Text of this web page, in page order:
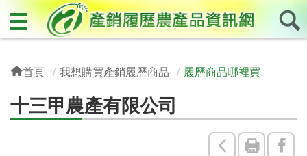
首頁 我想購買產銷履歷商品 履歷商品哪裡買
十三甲農產有限公司
回
友